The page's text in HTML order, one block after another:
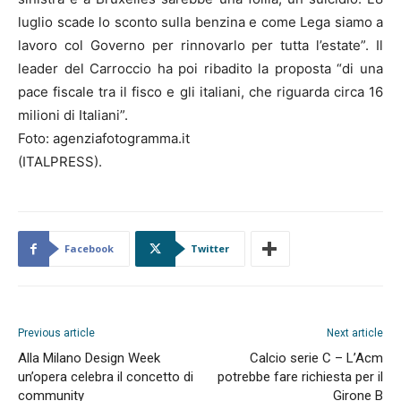
luglio scade lo sconto sulla benzina e come Lega siamo a
lavoro col Governo per rinnovarlo per tutta l’estate”. Il
leader del Carroccio ha poi ribadito la proposta “di una
pace fiscale tra il fisco e gli italiani, che riguarda circa 16
milioni di Italiani”.
Foto: agenziafotogramma.it
(ITALPRESS).
Facebook Twitter
Previous article
Alla Milano Design Week
un’opera celebra il concetto di
community
Next article
Calcio serie C – L’Acm
potrebbe fare richiesta per il
Girone B